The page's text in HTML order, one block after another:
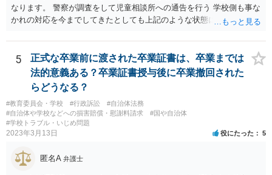
なります。 警察が調査をして児童相談所への通告を行う 学校側も事な
かれの対応を今までしてきたとしても上記のような状態になれば一定
る生徒が複数名ということであれば、 警察側も動くのではないかと思
われます。
5
正式な卒業前に渡された卒業証書は、卒業までは
法的意義ある？卒業証書授与後に卒業撤回された
らどうなる？
#教育委員会・学校 #行政訴訟
#自治体法務
#自治体や学校などへの損害賠償・慰謝料請求
#国や自治体
#学校トラブル・いじめ問題
2023年3月13日 役にたった 5
匿名A 弁護士